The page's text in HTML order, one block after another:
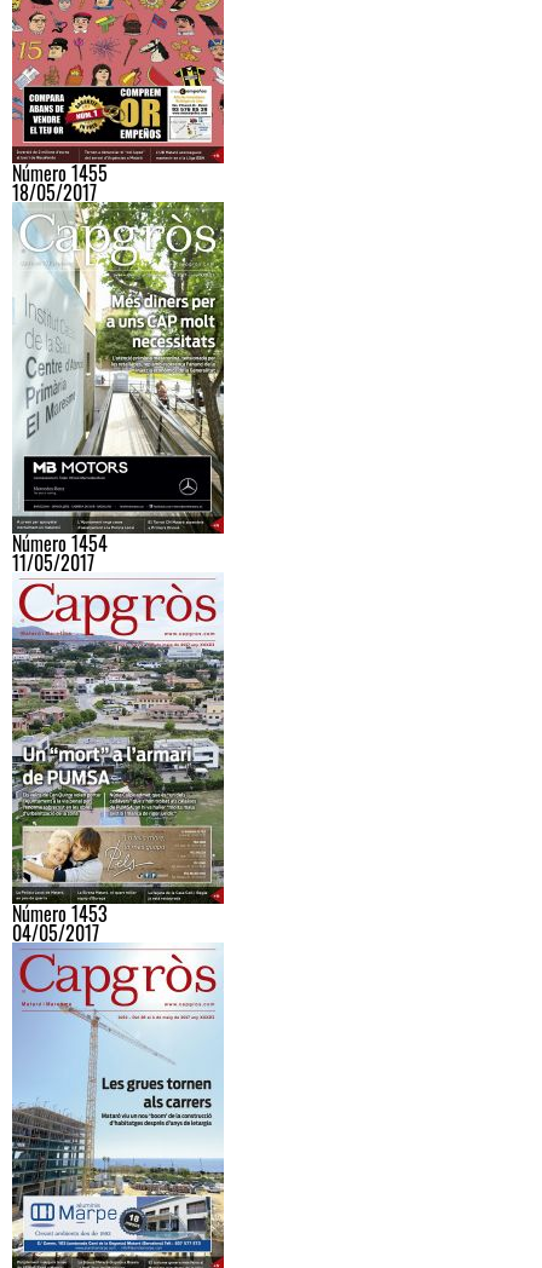
Número 1455
18/05/2017
Número 1454
11/05/2017
Número 1453
04/05/2017